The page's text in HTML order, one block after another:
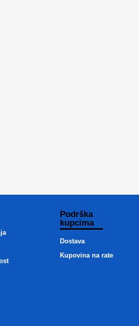
Podrška
kupcima
Dostava
Kupovina na rate